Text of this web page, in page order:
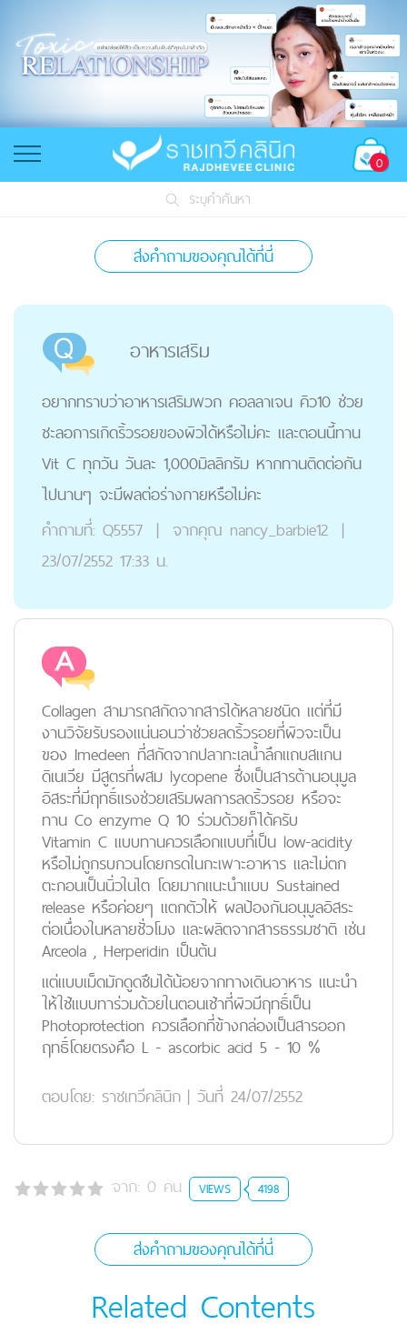
0
ระบุคำค้นหา
ส่งคำถามของคุณได้ที่นี่
อาหารเสริม
อยากทราบว่าอาหารเสริมพวก คอลลาเจน คิว10 ช่วย
ชะลอการเกิดริ้วรอยของผิวได้หรือไม่คะ และตอนนี้ทาน
Vit C ทุกวัน วันละ 1,000มิลลิกรัม หากทานติดต่อกัน
ไปนานๆ จะมีผลต่อร่างกายหรือไม่คะ
คำถามที่: Q5557 | จากคุณ nancy_barbie12 |
23/07/2552 17:33 น.
Collagen สามารถสกัดจากสารได้หลายชนิด แต่ที่มี
งานวิจัยรับรองแน่นอนว่าช่วยลดริ้วรอยที่ผิวจะเป็น
ของ Imedeen ที่สกัดจากปลาทะเลน้ำลึกแถบสแกน
ดิเนเวีย มีสูตรที่ผสม lycopene ซึ่งเป็นสารต้านอนุมูล
อิสระที่มีฤทธิ์แรงช่วยเสริมผลการลดริ้วรอย หรือจะ
ทาน Co enzyme Q 10 ร่วมด้วยก็ได้ครับ
Vitamin C แบบทานควรเลือกแบบที่เป็น low-acidity
หรือไม่ถูกรบกวนโดยกรดในกะเพาะอาหาร และไม่ตก
ตะกอนเป็นนิ่วในไต โดยมากแนะนำแบบ Sustained
release หรือค่อยๆ แตกตัวให้ ผลป้องกันอนุมูลอิสระ
ต่อเนื่องในหลายชั่วโมง และผลิตจากสารธรรมชาติ เช่น
Arceola , Herperidin เป็นต้น
แต่แบบเม็ดมักดูดซึมได้น้อยจากทางเดินอาหาร แนะนำ
ให้ใช้แบบทาร่วมด้วยในตอนเช้าที่ผิวมีฤทธิ์เป็น
Photoprotection ควรเลือกที่ข้างกล่องเป็นสารออก
ฤทธิ์โดยตรงคือ L - ascorbic acid 5 - 10 %
ตอบโดย: ราชเทวีคลินิก | วันที่ 24/07/2552
จาก: 0 คน VIEWS 4198
ส่งคำถามของคุณได้ที่นี่
Related Contents